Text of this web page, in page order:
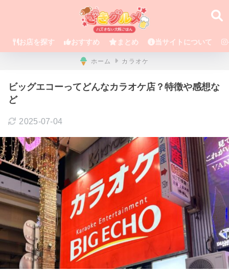
お店を探す おすすめ まとめ 当サイトについて
ホーム カラオケ
ビッグエコーってどんなカラオケ店？特徴や感想な
ど
2025-07-04